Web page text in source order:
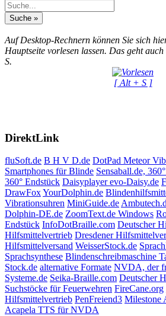
Auf Desktop-Rechnern können Sie sich
Hauptseite vorlesen lassen. Das geht
S.
[ Alt + S ]
DirektLink
fluSoft.de B H V D.de DotPad Meteor
Smartphones für Blinde Sensaball.de,
360° Endstück Daisyplayer evo-Daisy.de
DrawFoxYourDolphin.de
Vibrationsuhren MiniGuide.de
Dolphin-DE.de ZoomText.de Windows
Endstück InfoDotBraille.com Deutscher
Hilfsmittelvertrieb Dresdener
Hilfsmittelversand WeisserStock.de
Sprachsynthese Blindenschreibmaschine
Stock.de alternative Formate NVDA, der
Systeme.de Seika-Braille.com Deutscher
Suchstöcke für Feuerwehren FireCane.org
Hilfsmittelvertrieb PenFreiend3 Milestone
Acapela TTS für NVDA